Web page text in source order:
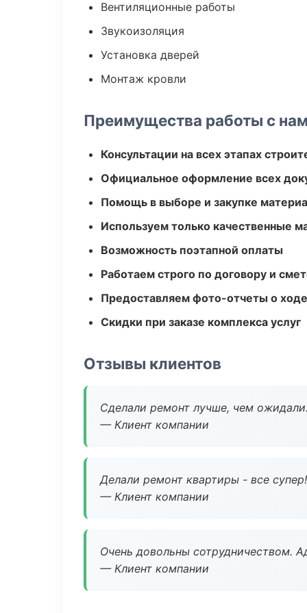
Вентиляционные работы
Звукоизоляция
Установка дверей
Монтаж кровли
Преимущества работы с
Консультации на всех этапах
Официальное оформление всех
Помощь в выборе и закупке
Используем только качественные
Возможность поэтапной оплаты
Работаем строго по договору и
Предоставляем фото-отчеты о
Скидки при заказе комплекса услуг
Отзывы клиентов
Сделали ремонт лучше, чем
— Клиент компании
Делали ремонт квартиры - все
— Клиент компании
Очень довольны сотрудничеством.
— Клиент компании